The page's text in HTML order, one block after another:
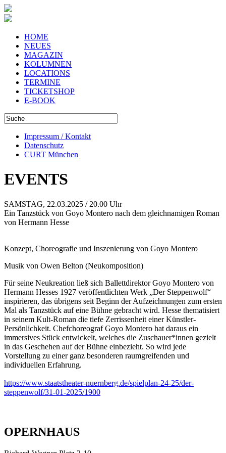
HOME
NEUES
MAGAZIN
KOLUMNEN
LOCATIONS
TERMINE
TICKETSHOP
E-BOOK
Impressum / Kontakt
Datenschutz
CURT München
EVENTS
SAMSTAG, 22.03.2025 / 20.00 Uhr
Ein Tanzstück von Goyo Montero nach dem gleichnamigen Roman
von Hermann Hesse
Konzept, Choreografie und Inszenierung von Goyo Montero
Musik von Owen Belton (Neukomposition)
Für seine Neukreation ließ sich Ballettdirektor Goyo Montero von
Hermann Hesses 1927 veröffentlichten Werk „Der Steppenwolf“
inspirieren, das übrigens seit Beginn der Aufzeichnungen zum ersten
Mal als Tanzstück auf eine Bühne gebracht wird. Hesse thematisiert
in seinem Kult-Roman die tiefe Zerrissenheit einer Künstler-
Persönlichkeit. Chefchoreograf Goyo Montero hat daraus ein
immersives Stück entwickelt, welches die Zuschauer*innen gezielt
in das Geschehen auf der Bühne einbezieht. So wird jede
Vorstellung zu einer ganz besonderen raumgreifenden und
individuellen Erfahrung.
https://www.staatstheater-nuernberg.de/spielplan-24-25/der-
steppenwolf/31-01-2025/1900
OPERNHAUS